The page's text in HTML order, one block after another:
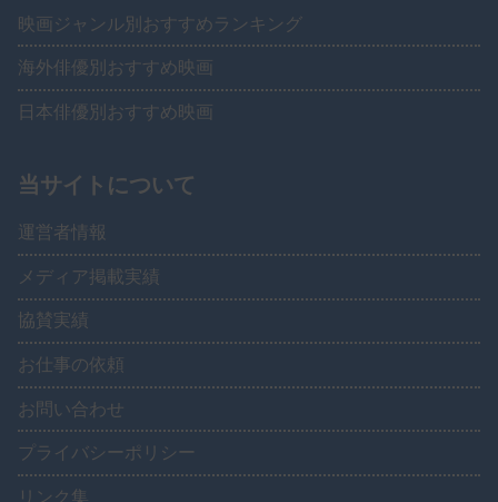
映画ジャンル別おすすめランキング
海外俳優別おすすめ映画
日本俳優別おすすめ映画
当サイトについて
運営者情報
メディア掲載実績
協賛実績
お仕事の依頼
お問い合わせ
プライバシーポリシー
リンク集